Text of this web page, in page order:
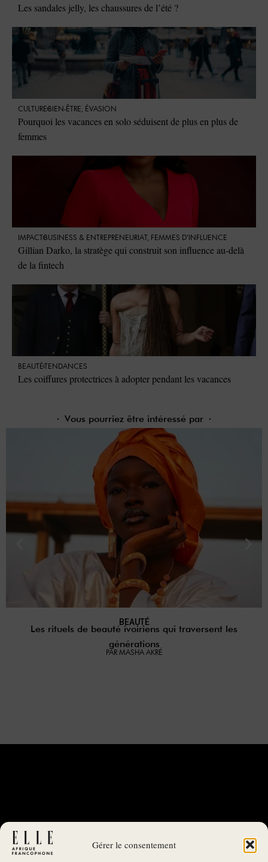
Gérer le consentement
Les sandales jelly, les chaussures de l’été ?
CULTURE BIEN-ÊTRE, ÉVASION
Pourquoi les vacances en solo séduisent de plus en plus de
femmes
IMPACT ⁠BUSINESS & ENTREPRENEURIAT, FEMMES D'INFLUENCE
Gillian Darko, la stratège qui construit son influence au-delà
de la fintech
BEAUTÉTENDANCES
Les coiffures protectrices à adopter pendant les vacances
Vous pourriez être intéressé par
BEAUTÉ
Les rituels de beauté ivoiriens qui traversent les
générations
PAR MASHA AKRÉ